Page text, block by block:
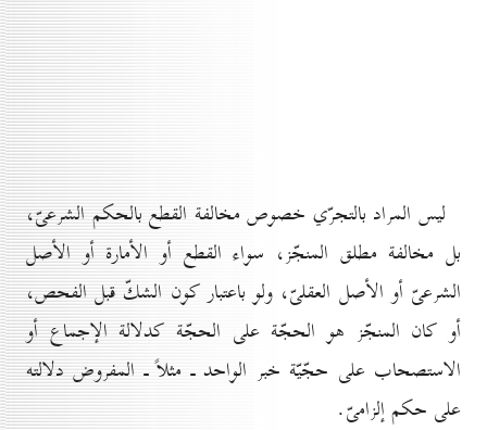
ليس المراد بالتجرّي خصوص مخالفة القطع بالحكم الشرعىّ،
بل مخالفة مطلق المنجّز، سواء القطع أو الأمارة أو الأصل
الشرعىّ أو الأصل العقلىّ، ولو باعتبار كون الشكّ قبل الفحص،
أو كان المنجّز هو الحجّة على الحجّة كدلالة الإجماع أو
الاستصحاب على حجّيّة خبر الواحد ـ مثلاً ـ المفروض دلالته
على حكم إلزامىّ.